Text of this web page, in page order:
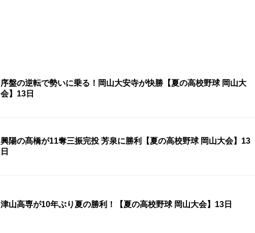
序盤の逆転で勢いに乗る！岡山大安寺が快勝【夏の高校野球 岡山大
会】13日
興陽の髙橋が11奪三振完投 芳泉に勝利【夏の高校野球 岡山大会】13
日
津山高専が10年ぶり夏の勝利！【夏の高校野球 岡山大会】13日